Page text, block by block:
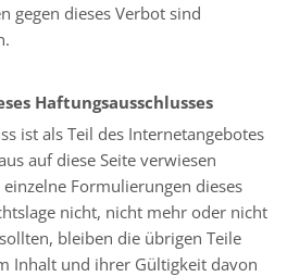
gegen dieses Verbot sind
Haftungsausschlusses
ist als Teil des Internetangebotes
auf diese Seite verwiesen
Formulierungen dieses
nicht, nicht mehr oder nicht
bleiben die übrigen Teile
Inhalt und ihrer Gültigkeit davon